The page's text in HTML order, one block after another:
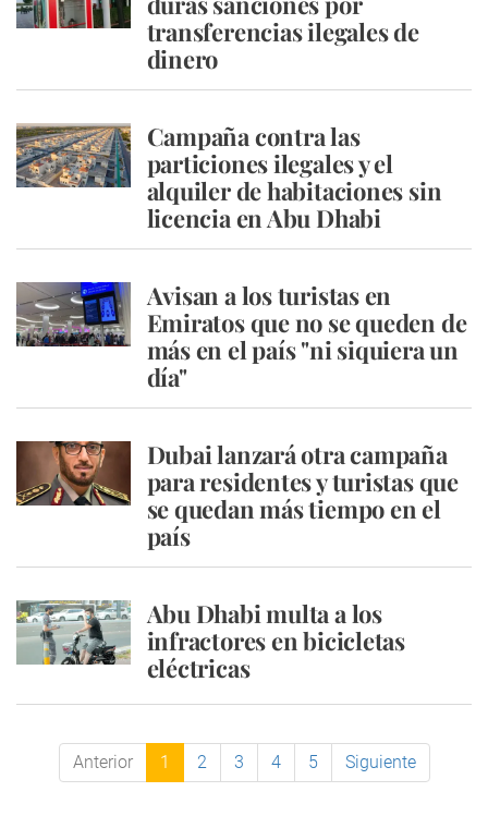
transferencias ilegales de
dinero
Campaña contra las
particiones ilegales y el
alquiler de habitaciones sin
licencia en Abu Dhabi
Avisan a los turistas en
Emiratos que no se queden de
más en el país "ni siquiera un
día"
Dubai lanzará otra campaña
para residentes y turistas que
se quedan más tiempo en el
país
Abu Dhabi multa a los
infractores en bicicletas
eléctricas
Anterior 1 2 3 4 5 Siguiente